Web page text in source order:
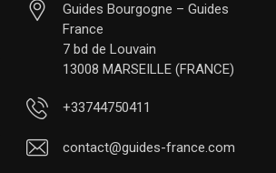
Guides Bourgogne – Guides
France
7 bd de Louvain
13008 MARSEILLE (FRANCE)
+33744750411
contact@guides-france.com